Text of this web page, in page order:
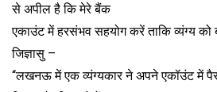
से अपील है कि मेरे बैंक
एकाउंट में हरसंभव सहयोग करें ताकि व्यंग्य को
जिज्ञासु –
“लखनऊ में एक व्यंग्यकार ने अपने एकॉउंट में पैसे